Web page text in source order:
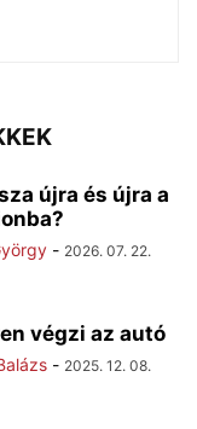
újra és újra a
- 2026. 07. 22.
végzi az autó
- 2025. 12. 08.